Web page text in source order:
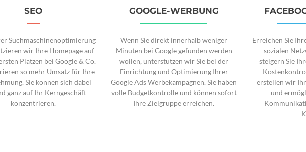
SEO
Suchmaschinenoptimierung
wir Ihre Homepage auf
Plätzen bei Google & Co.
so mehr Umsatz für Ihre
Sie können sich dabei
ganz auf Ihr Kerngeschäft
konzentrieren.
GOOGLE-WERBUNG
Wenn Sie direkt innerhalb weniger
Minuten bei Google gefunden werden
wollen, unterstützen wir Sie bei der
Einrichtung und Optimierung Ihrer
Google Ads Werbekampagnen. Sie haben
volle Budgetkontrolle und können sofort
Ihre Zielgruppe erreichen.
Erreichen Sie
sozialen
steigern Sie
erstellen wir
und